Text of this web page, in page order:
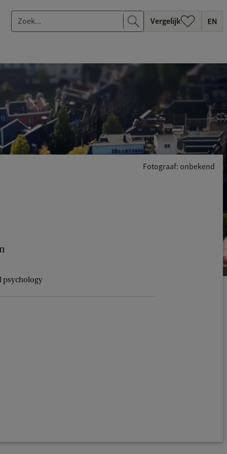
o
.
Vergelijk
psychology
Fotograaf: onbekend